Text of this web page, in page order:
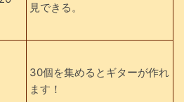
見できる。
30個を集めるとギターが作れ
ます！